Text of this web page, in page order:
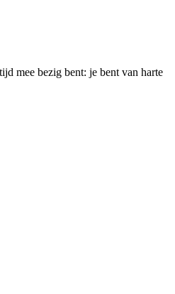
mee bezig bent: je bent van harte